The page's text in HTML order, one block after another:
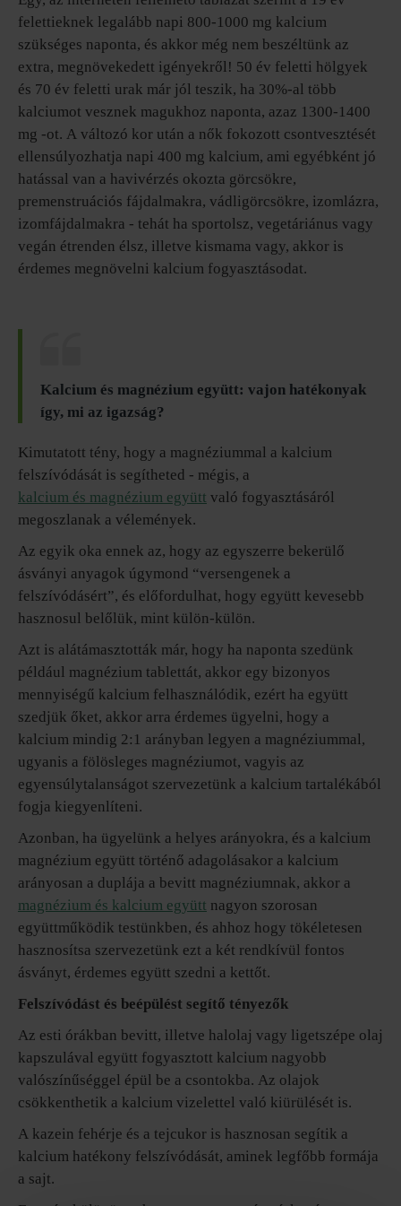
felettieknek legalább napi 800-1000 mg kalcium
szükséges naponta, és akkor még nem beszéltünk az
extra, megnövekedett igényekről! 50 év feletti hölgyek
és 70 év feletti urak már jól teszik, ha 30%-al több
kalciumot vesznek magukhoz naponta, azaz 1300-1400
mg -ot. A változó kor után a nők fokozott csontvesztését
ellensúlyozhatja napi 400 mg kalcium, ami egyébként jó
hatással van a havivérzés okozta görcsökre,
premenstruációs fájdalmakra, vádligörcsökre, izomlázra,
izomfájdalmakra - tehát ha sportolsz, vegetáriánus vagy
vegán étrenden élsz, illetve kismama vagy, akkor is
érdemes megnövelni kalcium fogyasztásodat.
Kalcium és magnézium együtt: vajon hatékonyak
így, mi az igazság?
Kimutatott tény, hogy a magnéziummal a kalcium
felszívódását is segítheted - mégis, a
kalcium és magnézium együtt való fogyasztásáról
megoszlanak a vélemények.
Az egyik oka ennek az, hogy az egyszerre bekerülő
ásványi anyagok úgymond “versengenek a
felszívódásért”, és előfordulhat, hogy együtt kevesebb
hasznosul belőlük, mint külön-külön.
Azt is alátámasztották már, hogy ha naponta szedünk
például magnézium tablettát, akkor egy bizonyos
mennyiségű kalcium felhasználódik, ezért ha együtt
szedjük őket, akkor arra érdemes ügyelni, hogy a
kalcium mindig 2:1 arányban legyen a magnéziummal,
ugyanis a fölösleges magnéziumot, vagyis az
egyensúlytalanságot szervezetünk a kalcium tartalékából
fogja kiegyenlíteni.
Azonban, ha ügyelünk a helyes arányokra, és a kalcium
magnézium együtt történő adagolásakor a kalcium
arányosan a duplája a bevitt magnéziumnak, akkor a
magnézium és kalcium együtt nagyon szorosan
együttműködik testünkben, és ahhoz hogy tökéletesen
hasznosítsa szervezetünk ezt a két rendkívül fontos
ásványt, érdemes együtt szedni a kettőt.
Felszívódást és beépülést segítő tényezők
Az esti órákban bevitt, illetve halolaj vagy ligetszépe olaj
kapszulával együtt fogyasztott kalcium nagyobb
valószínűséggel épül be a csontokba. Az olajok
csökkenthetik a kalcium vizelettel való kiürülését is.
A kazein fehérje és a tejcukor is hasznosan segítik a
kalcium hatékony felszívódását, aminek legfőbb formája
a sajt.